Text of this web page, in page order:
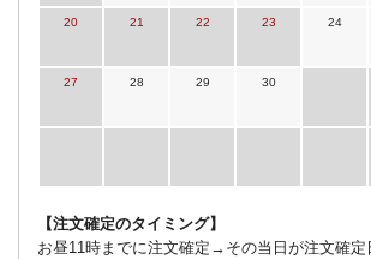
20 21 22 23 24
27 28 29 30
【注文確定のタイミング】
お昼11時までに注文確定→その当日が注文確定